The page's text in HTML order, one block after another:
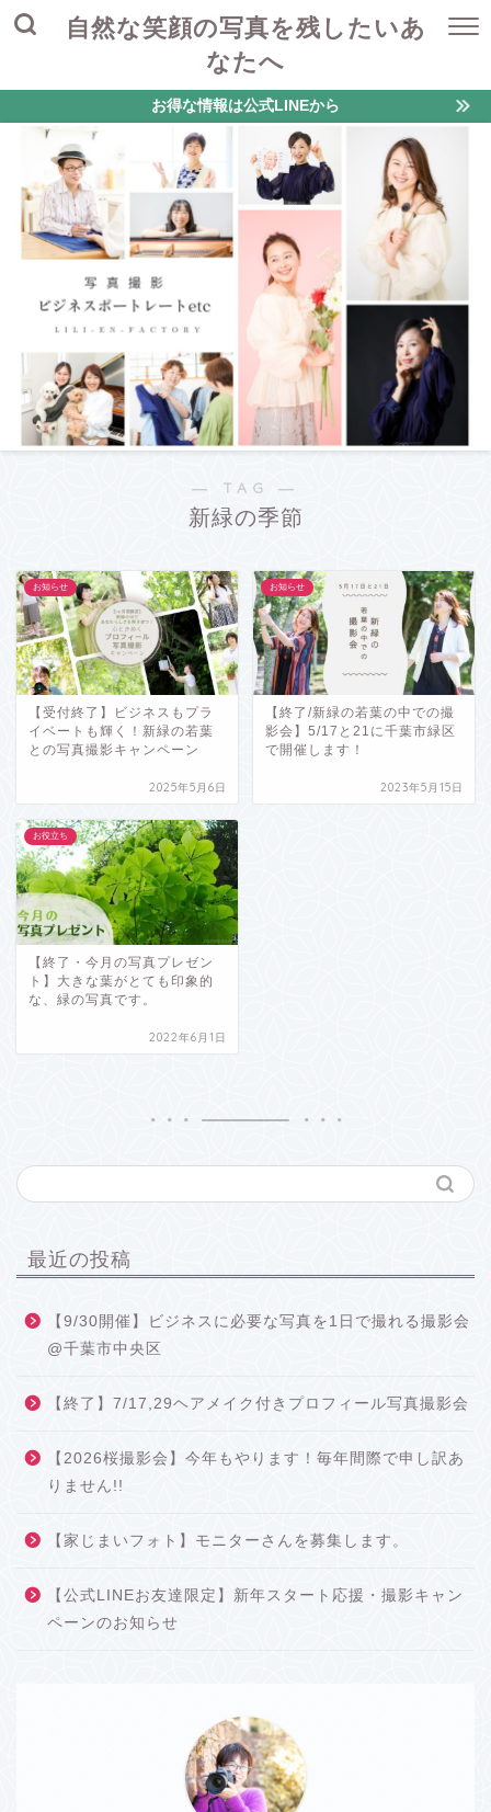
自然な笑顔の写真を残したいあ
なたへ
お得な情報は公式LINEから
― TAG ―
新緑の季節
お知らせ
【受付終了】ビジネスもプラ
イベートも輝く！新緑の若葉
との写真撮影キャンペーン
2025年5月6日
お知らせ
【終了/新緑の若葉の中での撮
影会】5/17と21に千葉市緑区
で開催します！
2023年5月15日
お役立ち
【終了・今月の写真プレゼン
ト】大きな葉がとても印象的
な、緑の写真です。
2022年6月1日
最近の投稿
【9/30開催】ビジネスに必要な写真を1日で撮れる撮影会
@千葉市中央区
【終了】7/17,29ヘアメイク付きプロフィール写真撮影会
【2026桜撮影会】今年もやります！毎年間際で申し訳あ
りません!!
【家じまいフォト】モニターさんを募集します。
【公式LINEお友達限定】新年スタート応援・撮影キャン
ペーンのお知らせ